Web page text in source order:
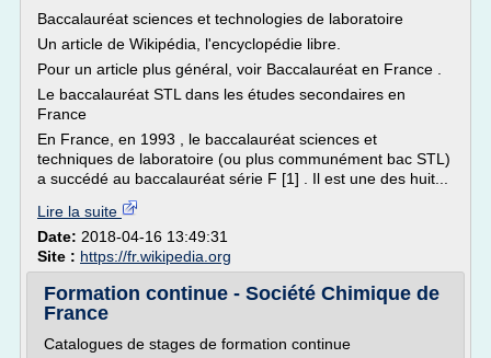
Baccalauréat sciences et technologies de laboratoire
Un article de Wikipédia, l'encyclopédie libre.
Pour un article plus général, voir Baccalauréat en France .
Le baccalauréat STL dans les études secondaires en
France
En France, en 1993 , le baccalauréat sciences et
techniques de laboratoire (ou plus communément bac STL)
a succédé au baccalauréat série F [1] . Il est une des huit...
Lire la suite
Date: 2018-04-16 13:49:31
Site : https://fr.wikipedia.org
Formation continue - Société Chimique de
France
Catalogues de stages de formation continue